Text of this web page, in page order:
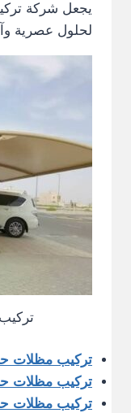
يجعل شركة
لحلول عصرية
تركيب مظلات
تركيب مظلات
تركيب مظلات